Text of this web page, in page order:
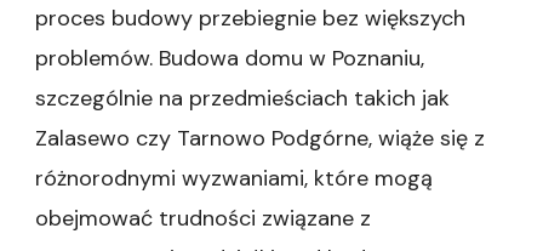
proces budowy przebiegnie bez większych
problemów. Budowa domu w Poznaniu,
szczególnie na przedmieściach takich jak
Zalasewo czy Tarnowo Podgórne, wiąże się z
różnorodnymi wyzwaniami, które mogą
obejmować trudności związane z